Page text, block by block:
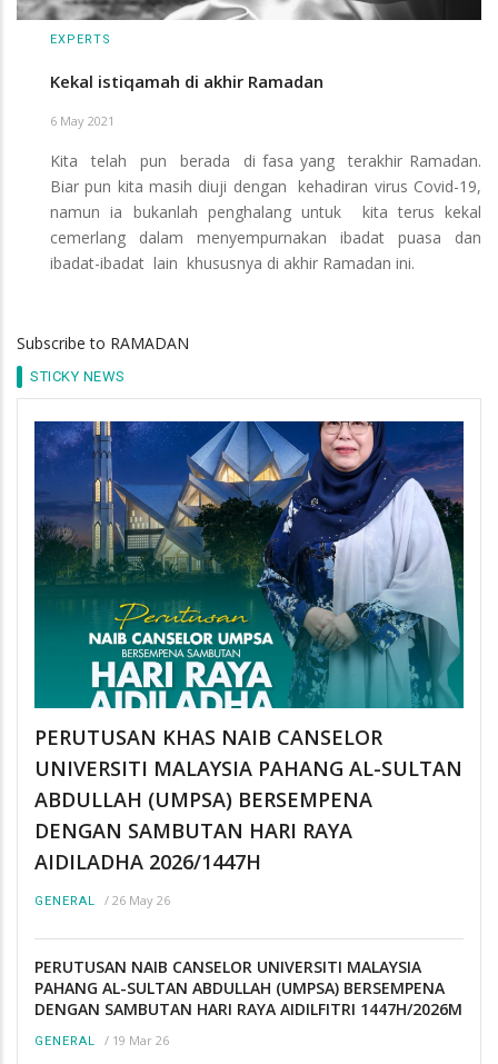
EXPERTS
Kekal istiqamah di akhir Ramadan
6 May 2021
Kita telah pun berada di fasa yang terakhir Ramadan.
Biar pun kita masih diuji dengan kehadiran virus Covid-19,
namun ia bukanlah penghalang untuk kita terus kekal
cemerlang dalam menyempurnakan ibadat puasa dan
ibadat-ibadat lain khususnya di akhir Ramadan ini.
Subscribe to RAMADAN
STICKY NEWS
PERUTUSAN KHAS NAIB CANSELOR
UNIVERSITI MALAYSIA PAHANG AL-SULTAN
ABDULLAH (UMPSA) BERSEMPENA
DENGAN SAMBUTAN HARI RAYA
AIDILADHA 2026/1447H
GENERAL / 26 May 26
PERUTUSAN NAIB CANSELOR UNIVERSITI MALAYSIA
PAHANG AL-SULTAN ABDULLAH (UMPSA) BERSEMPENA
DENGAN SAMBUTAN HARI RAYA AIDILFITRI 1447H/2026M
GENERAL / 19 Mar 26